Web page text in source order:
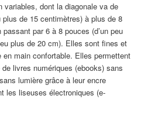
variables, dont la diagonale va de
de 15 centimètres) à plus de 8
par 6 à 8 pouces (d’un peu
plus de 20 cm). Elles sont fines et
main confortable. Elles permettent
livres numériques (ebooks) sans
lumière grâce à leur encre
les liseuses électroniques (e-